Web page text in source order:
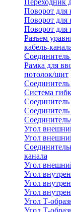
Переходник
Поворот для
Поворот для
Поворот для
Разъем
кабель-
Соединитель
Рамка для
потолок/щит
Соединитель
Система
Соединитель
Соединитель
Угол
Угол
канала
Угол
Угол
Угол
Угол
Угол Т-
Угол Т-